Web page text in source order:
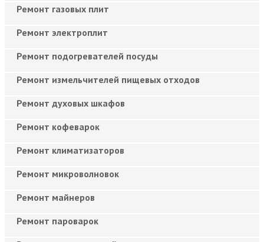
Ремонт газовых плит
Ремонт электроплит
Ремонт подогревателей посуды
Ремонт измельчителей пищевых отходов
Ремонт духовых шкафов
Ремонт кофеварок
Ремонт климатизаторов
Ремонт микроволновок
Ремонт майнеров
Ремонт пароварок